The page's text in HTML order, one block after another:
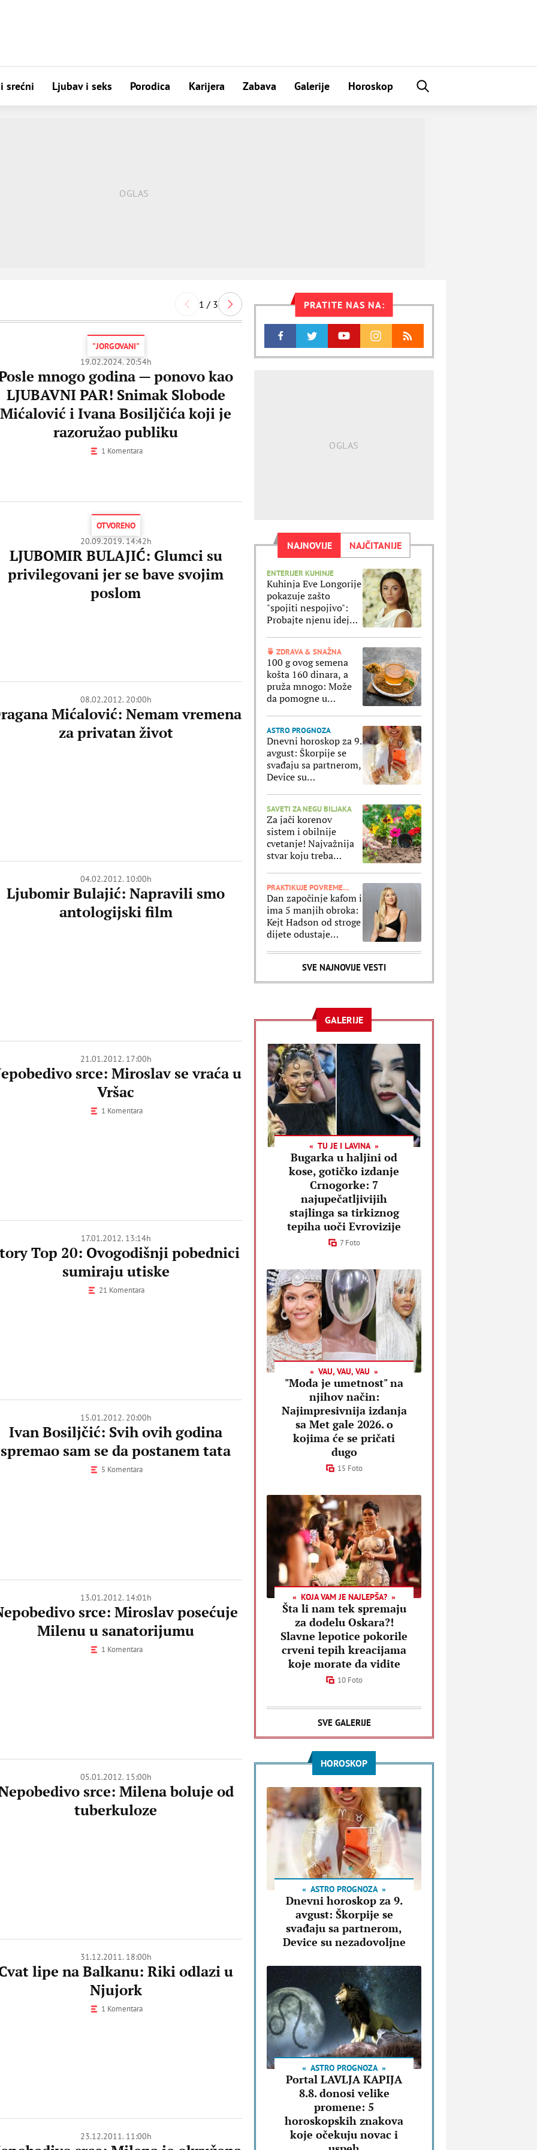
srećni Ljubav i seks Porodica Karijera Zabava Galerije Horoskop
1 / 3
"JORGOVANI"
19.02.2024. 20:54h
mnogo godina — ponovo kao
LJUBAVNI PAR! Snimak Slobode
Mićalović i Ivana Bosiljčića koji je
razoružao publiku
1 Komentara
OTVORENO
20.09.2019. 14:42h
LJUBOMIR BULAJIĆ: Glumci su
privilegovani jer se bave svojim
poslom
08.02.2012. 20:00h
Mićalović: Nemam vremena
za privatan život
04.02.2012. 10:00h
Ljubomir Bulajić: Napravili smo
antologijski film
21.01.2012. 17:00h
srce: Miroslav se vraća u
Vršac
1 Komentara
17.01.2012. 13:14h
Top 20: Ovogodišnji pobednici
sumiraju utiske
21 Komentara
15.01.2012. 20:00h
Ivan Bosiljčić: Svih ovih godina
spremao sam se da postanem tata
5 Komentara
13.01.2012. 14:01h
srce: Miroslav posećuje
Milenu u sanatorijumu
1 Komentara
05.01.2012. 15:00h
srce: Milena boluje od
tuberkuloze
31.12.2011. 18:00h
lipe na Balkanu: Riki odlazi u
Njujork
1 Komentara
23.12.2011. 11:00h
PRATITE NAS NA:
NAJNOVIJE NAJČITANIJE
ENTERIJER KUHINJE
Kuhinja Eve Longorije
pokazuje zašto
"spojiti nespojivo":
Probajte njenu ideju i
🍵 ZDRAVA & SNAŽNA
100 g ovog semena
košta 160 dinara, a
pruža mnogo: Može
da pomogne u
ASTRO PROGNOZA
Dnevni horoskop za 9.
avgust: Škorpije se
svađaju sa partnerom,
Device su
SAVETI ZA NEGU BILJAKA
Za jači korenov
sistem i obilnije
cvetanje! Najvažnija
stvar koju treba
PRAKTIKUJE POVREMENI POST
Dan započinje kafom i
ima 5 manjih obroka:
Kejt Hadson od stroge
dijete odustaje
zbog ovog jela
SVE NAJNOVIJE VESTI
GALERIJE
TU JE I LAVINA
Bugarka u haljini od
kose, gotičko izdanje
Crnogorke: 7
najupečatljivijih
stajlinga sa tirkiznog
tepiha uoči Evrovizije
7 Foto
VAU, VAU, VAU
"Moda je umetnost" na
njihov način:
Najimpresivnija izdanja
sa Met gale 2026. o
kojima će se pričati
dugo
15 Foto
KOJA VAM JE NAJLEPŠA?
Šta li nam tek spremaju
za dodelu Oskara?!
Slavne lepotice pokorile
crveni tepih kreacijama
koje morate da vidite
10 Foto
SVE GALERIJE
HOROSKOP
ASTRO PROGNOZA
Dnevni horoskop za 9.
avgust: Škorpije se
svađaju sa partnerom,
Device su nezadovoljne
ASTRO PROGNOZA
Portal LAVLJA KAPIJA
8.8. donosi velike
promene: 5
horoskopskih znakova
koje očekuju novac i